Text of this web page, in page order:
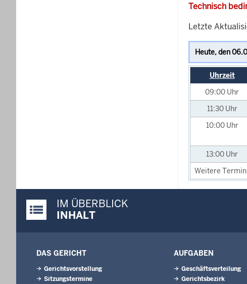
Technisch
Letzte
Uhrzeit
09:00 Uhr
11:30 Uhr
10:00 Uhr
13:00 Uhr
Weitere
Justiz-Portal im Überblick:
IM ÜBERBLICK
INHALT
DAS GERICHT
Gerichtsvorstellung
Sitzungstermine
AUFGABEN
Geschäftsverteilung
Gerichtsbezirk